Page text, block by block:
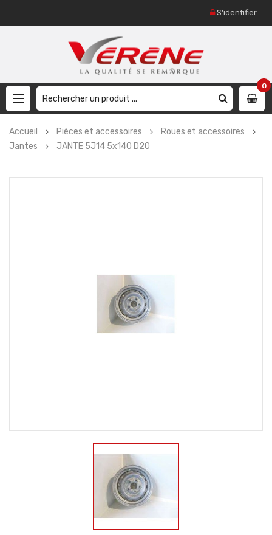
S'identifier
0
Accueil Pièces et accessoires
Roues et accessoires
Jantes
JANTE 5J14 5x140 D20